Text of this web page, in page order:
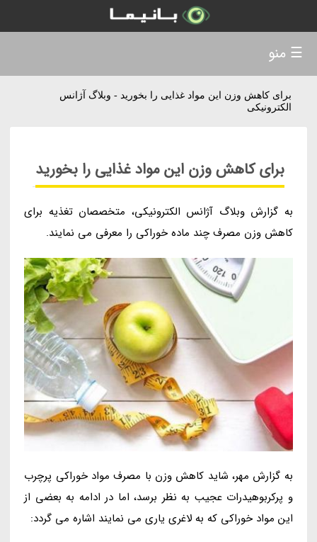
برای کاهش وزن این مواد غذایی را بخورید - وبلاگ آژانس
الکترونیکی
برای کاهش وزن این مواد غذایی را بخورید
به گزارش وبلاگ آژانس الکترونیکی، متخصصان تغذیه برای
کاهش وزن مصرف چند ماده خوراکی را معرفی می نمایند.
به گزارش مهر، شاید کاهش وزن با مصرف مواد خوراکی پرچرب
و پرکربوهیدرات عجیب به نظر برسد، اما در ادامه به بعضی از
این مواد خوراکی که به لاغری یاری می نمایند اشاره می گردد:
☰ منو